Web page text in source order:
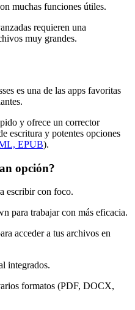
muchas funciones útiles.
requieren una
muy grandes.
es una de las apps favoritas
y ofrece un corrector
escritura y potentes opciones
EPUB).
opción?
escribir con foco.
para trabajar con más eficacia.
acceder a tus archivos en
integrados.
formatos (PDF, DOCX,